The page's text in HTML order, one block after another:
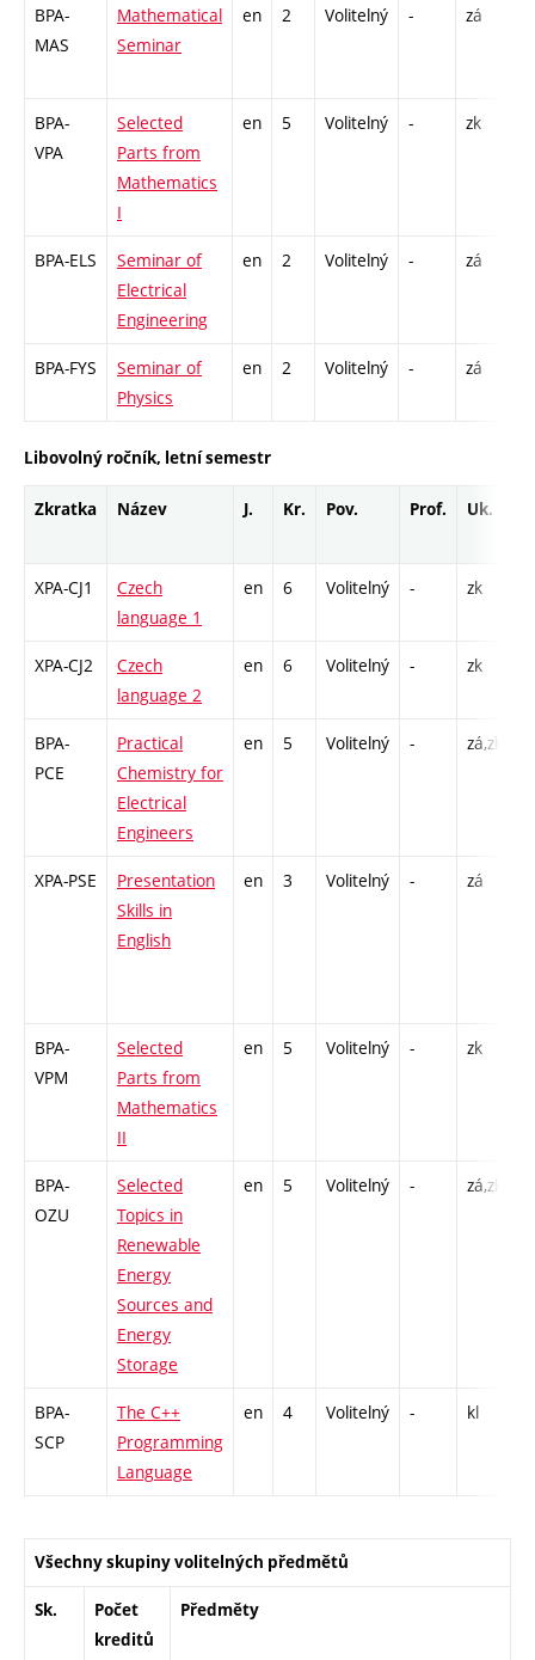
BPA-
MAS
Mathematical
Seminar
en 2 Volitelný - zá
BPA-
VPA
Selected
Parts from
Mathematics
I
en 5 Volitelný - zk
BPA-ELS
Seminar of
Electrical
Engineering
en 2 Volitelný - zá
BPA-FYS
Seminar of
Physics
en 2 Volitelný - zá
Libovolný ročník, letní semestr
Zkratka Název J. Kr. Pov. Prof. Uk.
XPA-CJ1
Czech
language 1
en 6 Volitelný - zk
XPA-CJ2
Czech
language 2
en 6 Volitelný - zk
BPA-
PCE
Practical
Chemistry for
Electrical
Engineers
en 5 Volitelný - zá,zk
XPA-PSE
Presentation
Skills in
English
en 3 Volitelný - zá
BPA-
VPM
Selected
Parts from
Mathematics
II
en 5 Volitelný - zk
BPA-
OZU
Selected
Topics in
Renewable
Energy
Sources and
Energy
Storage
en 5 Volitelný - zá,zk
BPA-
SCP
The C++
Programming
Language
en 4 Volitelný - kl
Všechny skupiny volitelných předmětů
Sk.
Počet
kreditů
Předměty